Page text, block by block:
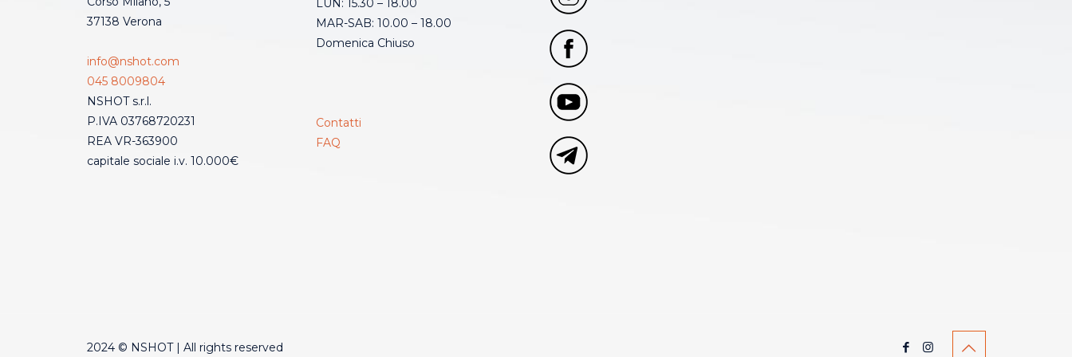
37138 Verona
info@nshot.com
045 8009804
NSHOT s.r.l.
P.IVA 03768720231
REA VR-363900
capitale sociale i.v. 10.000€
LUN: 15.30 – 18.00
MAR-SAB: 10.00 – 18.00
Domenica Chiuso
Contatti
FAQ
2024 © NSHOT | All rights reserved